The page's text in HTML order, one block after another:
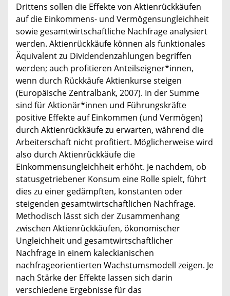
Drittens sollen die Effekte von Aktienrückkäufen
auf die Einkommens- und Vermögensungleichheit
sowie gesamtwirtschaftliche Nachfrage analysiert
werden. Aktienrückkäufe können als funktionales
Äquivalent zu Dividendenzahlungen begriffen
werden; auch profitieren Anteilseigner*innen,
wenn durch Rückkäufe Aktienkurse steigen
(Europäische Zentralbank, 2007). In der Summe
sind für Aktionär*innen und Führungskräfte
positive Effekte auf Einkommen (und Vermögen)
durch Aktienrückkäufe zu erwarten, während die
Arbeiterschaft nicht profitiert. Möglicherweise wird
also durch Aktienrückkäufe die
Einkommensungleichheit erhöht. Je nachdem, ob
statusgetriebener Konsum eine Rolle spielt, führt
dies zu einer gedämpften, konstanten oder
steigenden gesamtwirtschaftlichen Nachfrage.
Methodisch lässt sich der Zusammenhang
zwischen Aktienrückkäufen, ökonomischer
Ungleichheit und gesamtwirtschaftlicher
Nachfrage in einem kaleckianischen
nachfrageorientierten Wachstumsmodell zeigen. Je
nach Stärke der Effekte lassen sich darin
verschiedene Ergebnisse für das